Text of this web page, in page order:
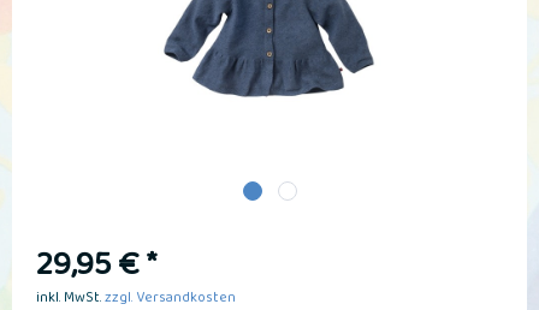
29,95 € *
inkl. MwSt.zzgl. Versandkosten